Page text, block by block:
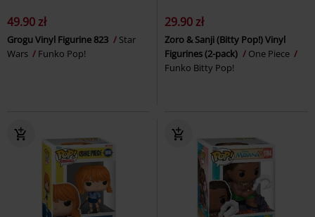
49.90 zł
Grogu Vinyl Figurine 823
Star
Wars
Funko Pop!
29.90 zł
Zoro & Sanji (Bitty Pop!) Vinyl
Figurines (2-pack)
One Piece
Funko Bitty Pop!